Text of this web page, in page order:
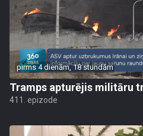
pirms 4 dienām, 18 stundām
Tramps apturējis militāru
411. epizode